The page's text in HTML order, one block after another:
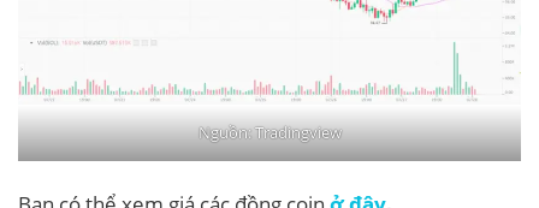
Nguồn: Tradingview